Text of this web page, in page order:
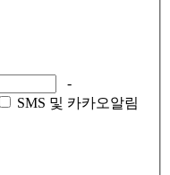
-
SMS 및 카카오알림